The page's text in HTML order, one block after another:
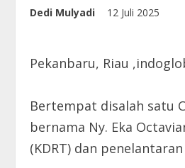
Dedi Mulyadi 12 Juli 2025
Pekanbaru, Riau
Bertempat disalah satu
bernama Ny. Eka
(KDRT) dan